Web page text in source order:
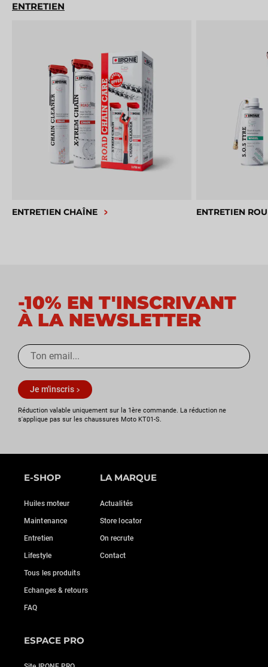
ENTRETIEN
ENTRETIEN CHAÎNE ENTRETIEN
-10% EN T'INSCRIVANT
À LA NEWSLETTER
Je m'inscris
Réduction valable uniquement sur la 1ère commande. La réduction ne
s'applique pas sur les chaussures Moto KT01-S.
E-SHOP
Huiles moteur
Maintenance
Entretien
Lifestyle
Tous les produits
Echanges & retours
FAQ
LA MARQUE
Actualités
Store locator
On recrute
Contact
ESPACE PRO